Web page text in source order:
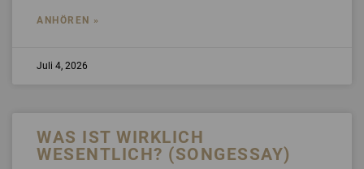
ANHÖREN »
Juli 4, 2026
WAS IST WIRKLICH
WESENTLICH? (SONGESSAY)